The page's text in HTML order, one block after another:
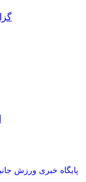
پایگاه خبری ورزش